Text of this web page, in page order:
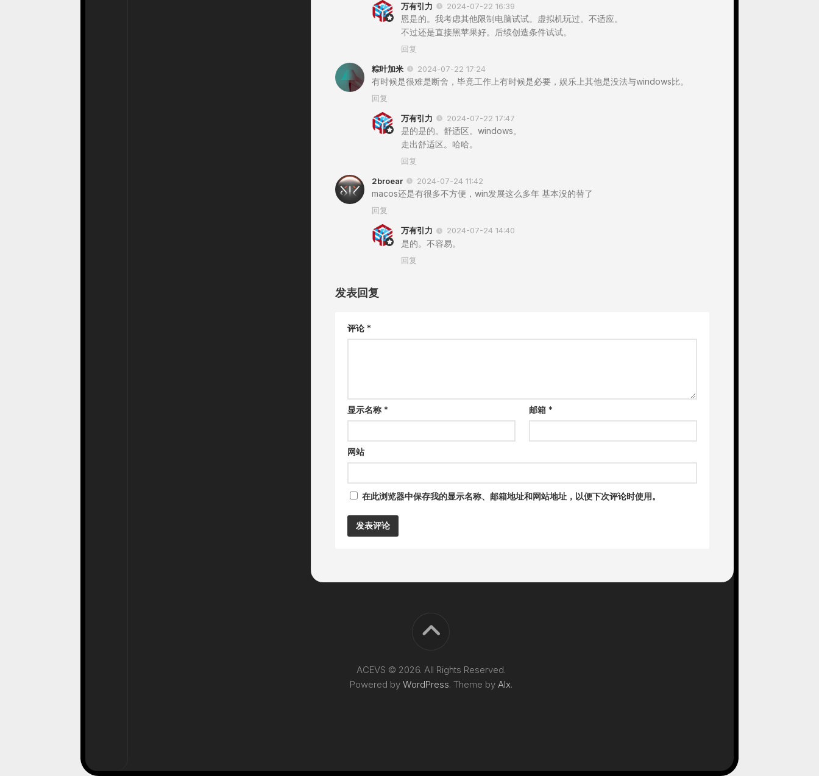
万有引力 2024-07-22 16:39
恩是的。我考虑其他限制电脑试试。虚拟机玩过。不适应。
不过还是直接黑苹果好。后续创造条件试试。
回复
粽叶加米 2024-07-22 17:24
有时候是很难是断舍，毕竟工作上有时候是必要，娱乐上其他是没法与windows比。
回复
万有引力 2024-07-22 17:47
是的是的。舒适区。windows。
走出舒适区。哈哈。
回复
2broear 2024-07-24 11:42
macos还是有很多不方便，win发展这么多年 基本没的替了
回复
万有引力 2024-07-24 14:40
是的。不容易。
回复
发表回复
评论 *
显示名称 * 邮箱*
网站
在此浏览器中保存我的显示名称、邮箱地址和网站地址，以便下次评论时使用。
ACEVS © 2026. All Rights Reserved.
Powered by WordPress. Theme by Alx.